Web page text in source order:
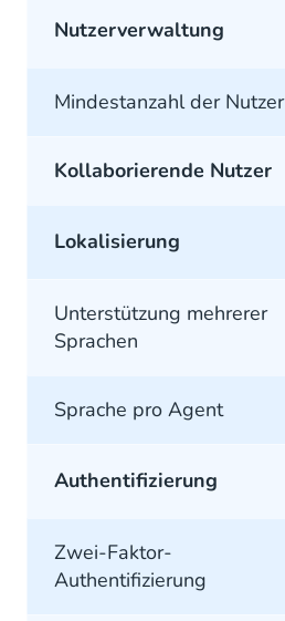
Nutzerverwaltung
Mindestanzahl der Nutzer
Kollaborierende Nutzer
Lokalisierung
Unterstützung mehrerer
Sprachen
Sprache pro Agent
Authentifizierung
Zwei-Faktor-
Authentifizierung